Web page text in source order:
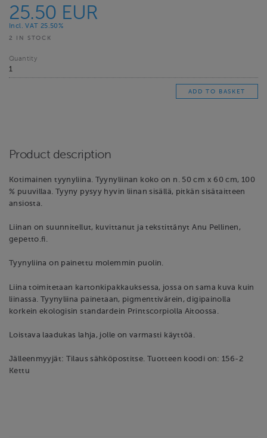
25.50 EUR
Incl. VAT 25.50%
2 IN STOCK
Quantity
Product description
Kotimainen tyynyliina. Tyynyliinan koko on n. 50 cm x 60 cm, 100
% puuvillaa. Tyyny pysyy hyvin liinan sisällä, pitkän sisätaitteen
ansiosta.
Liinan on suunnitellut, kuvittanut ja tekstittänyt Anu Pellinen,
gepetto.fi.
Tyynyliina on painettu molemmin puolin.
Liina toimitetaan kartonkipakkauksessa, jossa on sama kuva kuin
liinassa. Tyynyliina painetaan, pigmenttivärein, digipainolla
korkein ekologisin standardein Printscorpiolla Aitoossa.
Loistava laadukas lahja, jolle on varmasti käyttöä.
Jälleenmyyjät: Tilaus sähköpostitse. Tuotteen koodi on: 156-2
Kettu